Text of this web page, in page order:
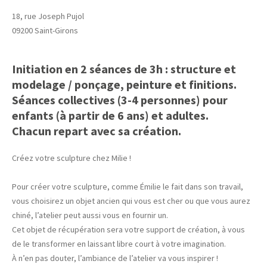
18, rue Joseph Pujol
09200Saint-Girons
Initiation en 2 séances de 3h : structure et
modelage / ponçage, peinture et finitions.
Séances collectives (3-4 personnes) pour
enfants (à partir de 6 ans) et adultes.
Chacun repart avec sa création.
Créez votre sculpture chez Milie !
Pour créer votre sculpture, comme Émilie le fait dans son travail,
vous choisirez un objet ancien qui vous est cher ou que vous aurez
chiné, l’atelier peut aussi vous en fournir un.
Cet objet de récupération sera votre support de création, à vous
de le transformer en laissant libre court à votre imagination.
À n’en pas douter, l’ambiance de l’atelier va vous inspirer !